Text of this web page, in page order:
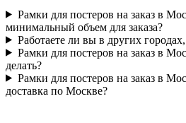
Рамки для постеров на заказ в
минимальный объем для заказа?
Работаете ли вы в других
Рамки для постеров на заказ в
делать?
Рамки для постеров на заказ в
доставка по Москве?